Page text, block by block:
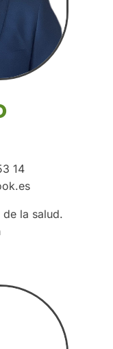
14
la salud.